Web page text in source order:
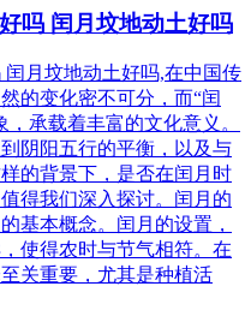
吗 闰月坟地动土好吗
月坟地动土好吗,在中国传
的变化密不可分，而“闰
承载着丰富的文化意义。
阴阳五行的平衡，以及与
的背景下，是否在闰月时
得我们深入探讨。闰月的
基本概念。闰月的设置，
使得农时与节气相符。在
关重要，尤其是种植活